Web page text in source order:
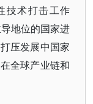
技术打击工作
地位的国家进
压发展中国家
全球产业链和